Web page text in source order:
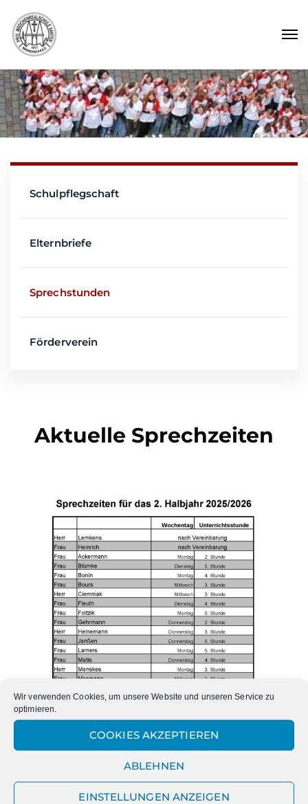
Wir verwenden Cookies, um unsere Website und unseren Service zu
optimieren.
COOKIES AKZEPTIEREN
ABLEHNEN
EINSTELLUNGEN ANZEIGEN
Aktuelle Sprechzeiten
Schulpflegschaft
Elternbriefe
Sprechstunden
Förderverein